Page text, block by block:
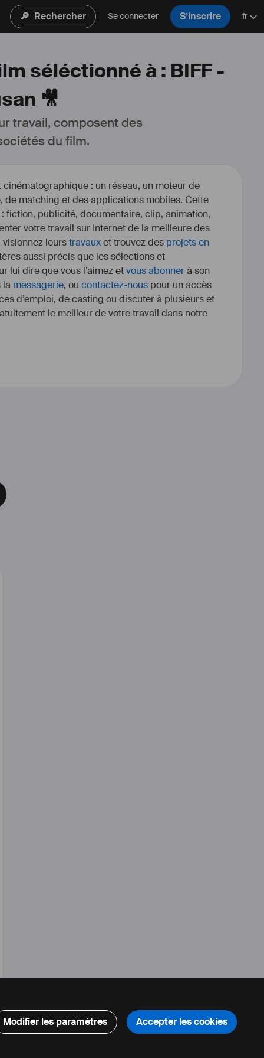
Modifier les paramètres Accepter les cookies
🔎 Rechercher Se connecter S’inscrire fr
séléctionné à : BIFF -
🎥
travail, composent des
du film.
: un réseau, un moteur de
de matching et des applications mobiles. Cette
fiction, publicité, documentaire, clip, animation,
votre travail sur Internet de la meilleure des
visionnez leurstravauxet trouvez des projets en
aussi précis que les sélections et
lui dire que vous l’aimez etvous abonnerà son
la messagerie, ou contactez-nous pour un accès
d’emploi, de casting ou discuter à plusieurs et
le meilleur de votre travail dans notre